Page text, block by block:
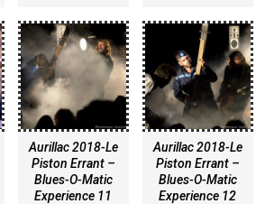
Aurillac 2018-Le
Piston Errant –
Blues-O-Matic
Experience 11
Aurillac 2018-Le
Piston Errant –
Blues-O-Matic
Experience 12